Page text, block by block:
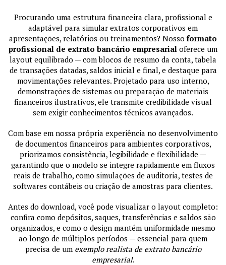
Procurando uma estrutura financeira clara, profissional e
adaptável para simular extratos corporativos em
apresentações, relatórios ou treinamentos? Nosso formato
profissional de extrato bancário empresarial oferece um
layout equilibrado — com blocos de resumo da conta, tabela
de transações datadas, saldos inicial e final, e destaque para
movimentações relevantes. Projetado para uso interno,
demonstrações de sistemas ou preparação de materiais
financeiros ilustrativos, ele transmite credibilidade visual
sem exigir conhecimentos técnicos avançados.
Com base em nossa própria experiência no desenvolvimento
de documentos financeiros para ambientes corporativos,
priorizamos consistência, legibilidade e flexibilidade —
garantindo que o modelo se integre rapidamente em fluxos
reais de trabalho, como simulações de auditoria, testes de
softwares contábeis ou criação de amostras para clientes.
Antes do download, você pode visualizar o layout completo:
confira como depósitos, saques, transferências e saldos são
organizados, e como o design mantém uniformidade mesmo
ao longo de múltiplos períodos — essencial para quem
precisa de um exemplo realista de extrato bancário
empresarial.